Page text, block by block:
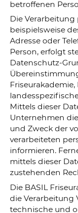
betroffenen
Die
beispielsweise
Adresse oder
Person, erfolgt
Datenschutz-
Mittels dieser
Unternehmen
und Zweck der
verarbeiteten
informieren.
mittels dieser
zustehenden
Die BASIL
die Verarbeitung
technische und